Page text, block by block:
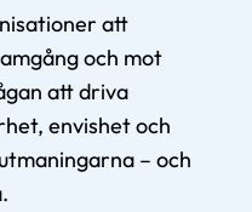
att
och mot
att driva
envishet och
– och